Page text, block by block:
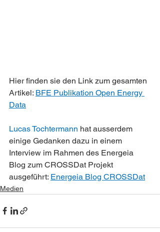
Hier finden sie den Link zum gesamten
Artikel: BFE Publikation Open Energy
Data
Lucas Tochtermann hat ausserdem
einige Gedanken dazu in einem
Interview im Rahmen des Energeia
Blog zum CROSSDat Projekt
ausgeführt: Energeia Blog CROSSDat
Medien